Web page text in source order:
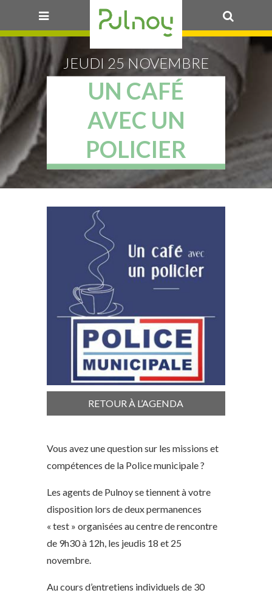
JEUDI 25 NOVEMBRE
UN CAFÉ
AVEC UN
POLICIER
RETOUR À L’AGENDA
Vous avez une question sur les missions et
compétences de la Police municipale ?
Les agents de Pulnoy se tiennent à votre
disposition lors de deux permanences
« test » organisées au centre de rencontre
de 9h30 à 12h, les jeudis 18 et 25
novembre.
Au cours d’entretiens individuels de 30